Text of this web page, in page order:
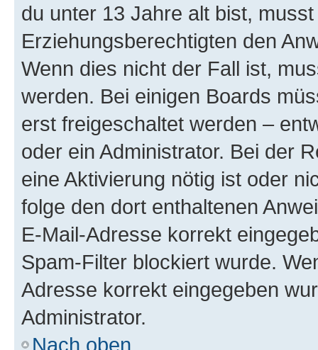
du unter 13 Jahre alt bist,
Erziehungsberechtigten den
Wenn dies nicht der Fall ist,
werden. Bei einigen Boards
erst freigeschaltet werden –
oder ein Administrator. Bei der
eine Aktivierung nötig ist oder
folge den dort enthaltenen
E-Mail-Adresse korrekt
Spam-Filter blockiert wurde.
Adresse korrekt eingegeben
Administrator.
Nach oben